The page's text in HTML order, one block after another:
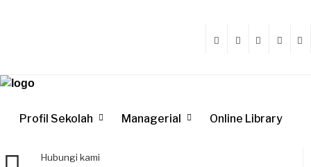
Profil Sekolah Managerial Online Library
Hubungi kami